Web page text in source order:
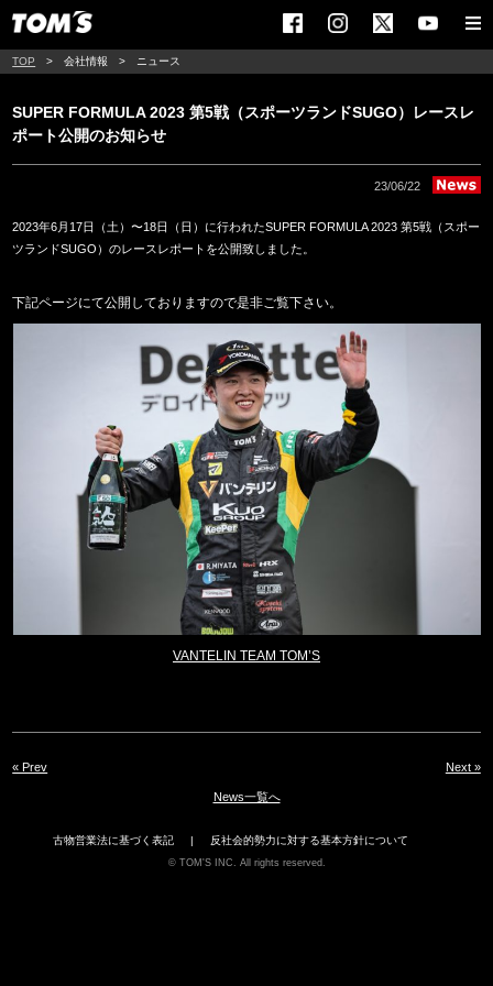
TOP 会社情報 ニュース
SUPER FORMULA 2023 第5戦（スポーツランドSUGO）レースレ
ポート公開のお知らせ
23/06/22
2023年6月17日（土）〜18日（日）に行われたSUPER FORMULA 2023 第5戦（スポー
ツランドSUGO）のレースレポートを公開致しました。
下記ページにて公開しておりますので是非ご覧下さい。
VANTELIN TEAM TOM’S
« Prev
News一覧へ
Next »
古物営業法に基づく表記 反社会的勢力に対する基本方針について
TOM'S INC. All rights reserved.